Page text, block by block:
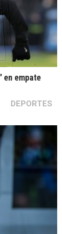
en empate
DEPORTES